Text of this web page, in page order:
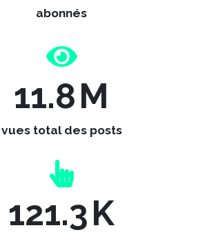
abonnés
11.8M
vues total des posts
121.3K